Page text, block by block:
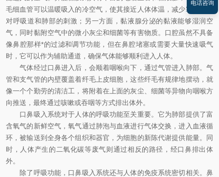
毛细血管可以温暖吸入的冷空气，使其接近人体体温，减少寒冷空气
对呼吸道和肺部的刺激；另一方面，黏液腺分泌的黏液能够湿润空
气，同时黏附空气中的微小灰尘和细菌等有害物质。口腔虽然不具备
像鼻腔那样*的过滤和调节功能，但在鼻腔堵塞或需要大量快速吸气
时，它可以作为辅助通道，确保气体能够顺利进入人体。
气体经过口鼻进入后，会顺着咽喉向下，通过气管进入肺部。气
管和支气管的内壁覆盖着纤毛上皮细胞，这些纤毛有规律地摆动，就
像一个个勤劳的清洁工，将附着在上面的灰尘、细菌等异物向咽喉方
向推送，最终通过咳嗽或吞咽等方式排出体外。
口鼻吸入系统对于人体的呼吸功能至关重要。它为肺部提供了富
含氧气的新鲜空气，氧气通过肺泡与血液进行气体交换，进入血液循
环，被输送到全身各个组织和器官，为细胞的新陈代谢提供能量。同
时，人体产生的二氧化碳等废气则通过相反的路径，经口鼻排出体
外。
除了呼吸功能，口鼻吸入系统还与人体的免疫系统密切相关。鼻
电话咨询